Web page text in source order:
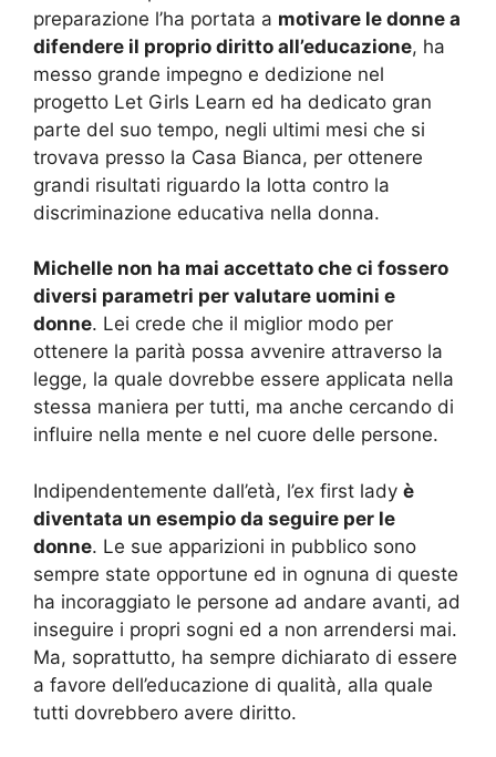
preparazione l’ha portata a motivare le donne a
difendere il proprio diritto all’educazione, ha
messo grande impegno e dedizione nel
progetto Let Girls Learn ed ha dedicato gran
parte del suo tempo, negli ultimi mesi che si
trovava presso la Casa Bianca, per ottenere
grandi risultati riguardo la lotta contro la
discriminazione educativa nella donna.
Michelle non ha mai accettato che ci fossero
diversi parametri per valutare uomini e
donne. Lei crede che il miglior modo per
ottenere la parità possa avvenire attraverso la
legge, la quale dovrebbe essere applicata nella
stessa maniera per tutti, ma anche cercando di
influire nella mente e nel cuore delle persone.
Indipendentemente dall’età, l’ex first lady è
diventata un esempio da seguire per le
donne. Le sue apparizioni in pubblico sono
sempre state opportune ed in ognuna di queste
ha incoraggiato le persone ad andare avanti, ad
inseguire i propri sogni ed a non arrendersi mai.
Ma, soprattutto, ha sempre dichiarato di essere
a favore dell’educazione di qualità, alla quale
tutti dovrebbero avere diritto.